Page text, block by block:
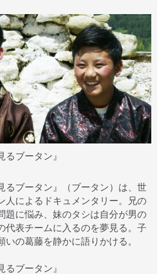
るブータン』
るブータン』（ブータン）は、世
人によるドキュメンタリー。兄の
題に悩み、妹のタシは自分が男の
代表チームに入るのを夢見る。子
いの葛藤を静かに語りかける。
るブータン』